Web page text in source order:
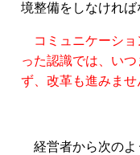
境整備をしなければ
コミュニケーシ
った認識では、い
ず、改革も進みませ
経営者から次のよ